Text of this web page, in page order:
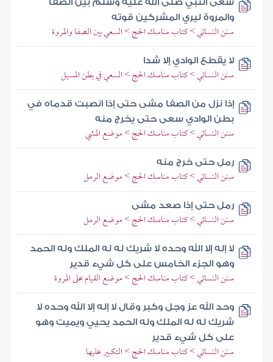
سعى النبي صلى الله عليه وسلم بين الصفا
والمروة ليري المشركين قوته
سنن النسائي > كتاب مناسك الحج > السعي بين الصفا والمروة
لا يقطع الوادي إلا شدا
سنن النسائي > كتاب مناسك الحج > السعي في بطن المسيل
إذا نزل من الصفا مشى حتى إذا انصبت قدماه في
بطن الوادي سعى حتى يخرج منه
سنن النسائي > كتاب مناسك الحج > موضع المشي
رمل حتى خرج منه
سنن النسائي > كتاب مناسك الحج > موضع الرمل
رمل حتى إذا صعد مشى
سنن النسائي > كتاب مناسك الحج > موضع الرمل
لا إله إلا الله وحده لا شريك له له الملك وله الحمد
وهو الجزء الخامس على كل شيء قدير
سنن النسائي > كتاب مناسك الحج > موضع القيام على المروة
وحد الله عز وجل وكبر وقال لا إله إلا الله وحده لا
شريك له له الملك وله الحمد يحيي ويميت وهو
على كل شيء قدير
سنن النسائي > كتاب مناسك الحج > التكبير عليها